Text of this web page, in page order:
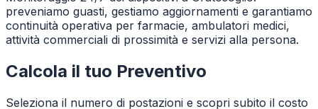
preveniamo guasti, gestiamo aggiornamenti e garantiamo
continuità operativa per farmacie, ambulatori medici,
attività commerciali di prossimità e servizi alla persona.
Calcola il tuo Preventivo
Seleziona il numero di postazioni e scopri subito il costo